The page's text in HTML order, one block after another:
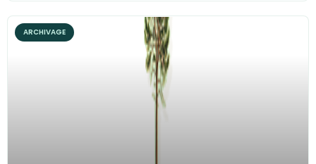
ARCHIVAGE